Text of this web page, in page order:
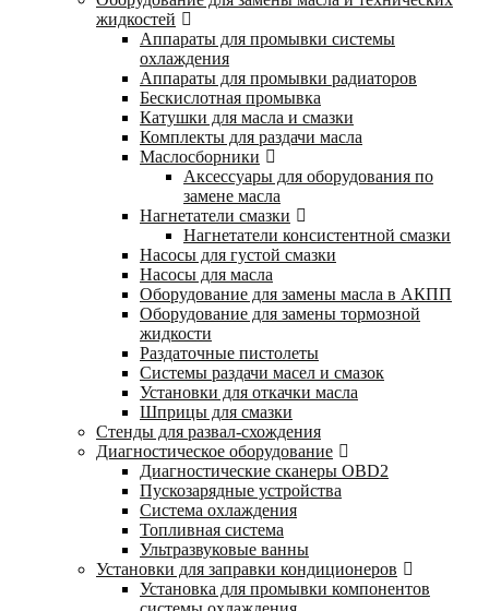
жидкостей
Аппараты для промывки системы
охлаждения
Аппараты для промывки радиаторов
Бескислотная промывка
Катушки для масла и смазки
Комплекты для раздачи масла
Маслосборники
Аксессуары для оборудования по
замене масла
Нагнетатели смазки
Нагнетатели консистентной смазки
Насосы для густой смазки
Насосы для масла
Оборудование для замены масла в АКПП
Оборудование для замены тормозной
жидкости
Раздаточные пистолеты
Системы раздачи масел и смазок
Установки для откачки масла
Шприцы для смазки
Стенды для развал-схождения
Диагностическое оборудование
Диагностические сканеры OBD2
Пускозарядные устройства
Система охлаждения
Топливная система
Ультразвуковые ванны
Установки для заправки кондиционеров
Установка для промывки компонентов